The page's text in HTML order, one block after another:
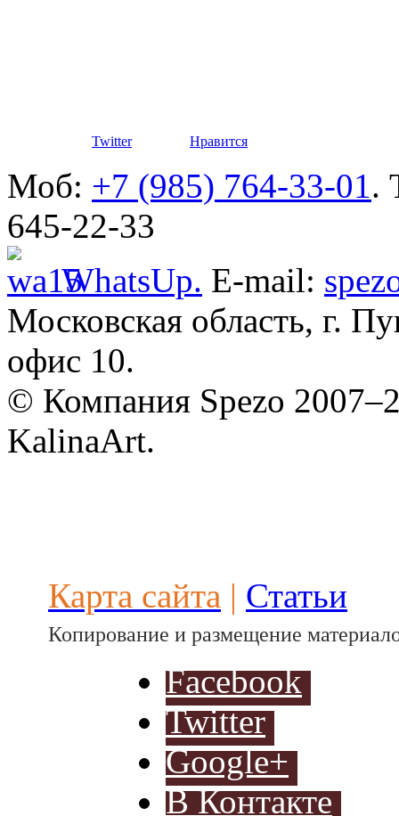
Twitter Нравится
Моб: +7 (985) 764-33-01.
645-22-33
WhatsUp. E-mail:
Московская область, г.
офис 10.
© Компания Spezo
KalinaArt.
Карта сайта | Статьи
Копирование и размещение
Facebook
Twitter
Google+
В Контакте